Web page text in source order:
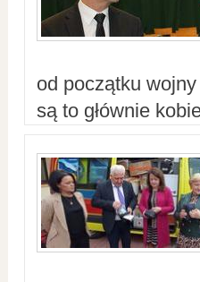
od początku
są to głównie